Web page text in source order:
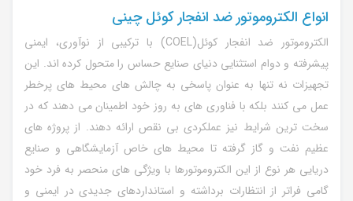
انواع الکتروموتور ضد انفجار کوئل چینی
الکتروموتور ضد انفجار کوئل(COEL) با ترکیبی از نوآوری، ایمنی
پیشرفته و دوام استثنایی دنیای صنایع حساس را متحول کرده اند. این
تجهیزات نه تنها به عنوان پاسخی به چالش های محیط های پرخطر
عمل می کنند بلکه با فناوری های به روز خود اطمینان می دهند که در
سخت ترین شرایط نیز عملکردی بی نقص ارائه دهند. از پروژه های
عظیم نفت و گاز گرفته تا محیط های خاص آزمایشگاهی و صنایع
دریایی هر نوع از این الکتروموتورها با ویژگی های منحصر به فرد خود
گامی فراتر از انتظارات برداشته و استانداردهای جدیدی در ایمنی و